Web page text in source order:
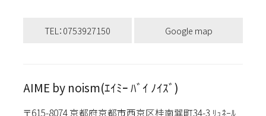
TEL：0753927150 Google map
AIME by noism(ｴｲﾐｰ ﾊﾞｲ ﾉｲｽﾞ)
〒615-8074 京都府京都市西京区桂南巽町34-3 ﾘｭﾈｰﾙ